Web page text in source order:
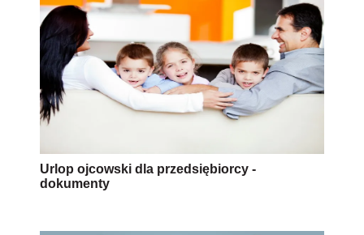
Urlop ojcowski dla przedsiębiorcy -
dokumenty